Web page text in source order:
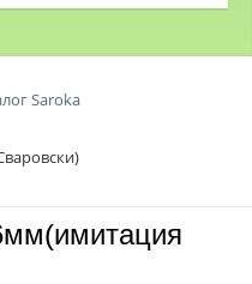
Saroka